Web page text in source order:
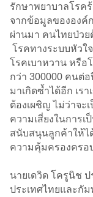
รักษาพยาบาลโรค
จากข้อมูลขององค์
ผ่านมา คนไทยป่วย
โรคทางระบบหัวใ
โรคเบาหวาน หรือ
กว่า 300000 คนต่
มาเกิดซ้ำได้อีก เร
ต้องเผชิญ ไม่ว่าจะ
ความเสี่ยงในการ
สนับสนุนลูกค้าให้
ความคุ้มครองครอ
นายเดวิด โครูนิช
ประเทศไทยและกั